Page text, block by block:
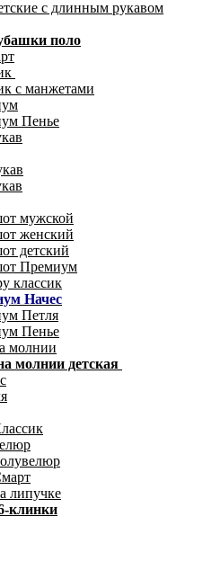
с длинным рукавом
поло
с манжетами
Пенье
мужской
женский
детский
Премиум
классик
Начес
Петля
Пенье
молнии
молнии детская
липучке
клинки